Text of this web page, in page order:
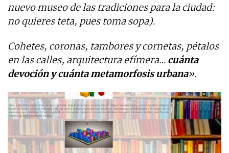
nuevo museo de las tradiciones para la ciudad:
no quieres teta, pues toma sopa).
Cohetes, coronas, tambores y cornetas, pétalos
en las calles, arquitectura efímera… cuánta
devoción y cuánta metamorfosis urbana».